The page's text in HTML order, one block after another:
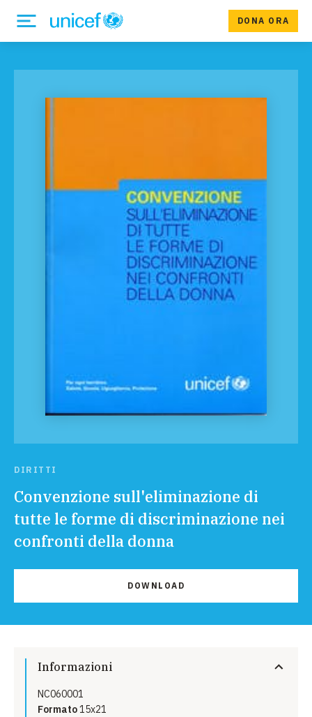
DONA ORA
DIRITTI
Convenzione sull'eliminazione di
tutte le forme di discriminazione nei
confronti della donna
DOWNLOAD
Informazioni
NC060001
Formato15x21